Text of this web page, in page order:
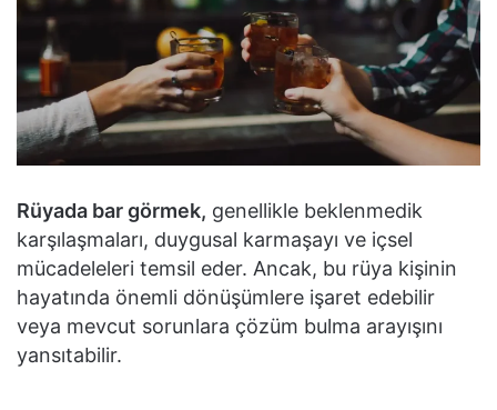
Rüyada bar görmek, genellikle beklenmedik
karşılaşmaları, duygusal karmaşayı ve içsel
mücadeleleri temsil eder. Ancak, bu rüya kişinin
hayatında önemli dönüşümlere işaret edebilir
veya mevcut sorunlara çözüm bulma arayışını
yansıtabilir.